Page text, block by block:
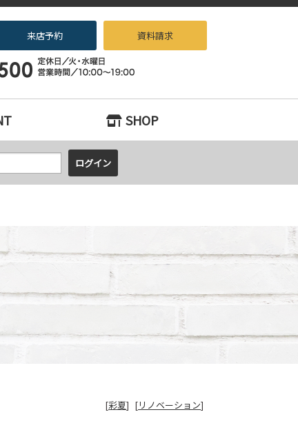
マンションをお探しなら、『中古住宅×リノベーション専門店beans
来店予約 資料請求
SHOP
[彩夏] [リノベーション]